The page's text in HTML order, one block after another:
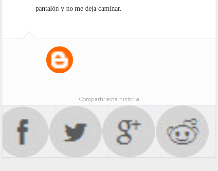
pantalón y no me deja caminar.
Compartir esta historia